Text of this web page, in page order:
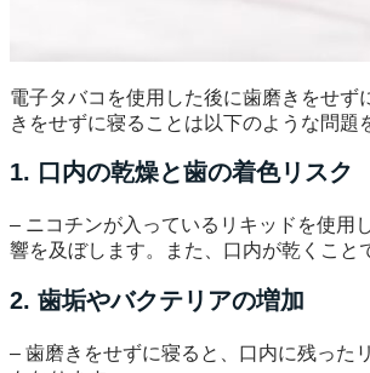
電子タバコを使用した後に歯磨きをせず
きをせずに寝ることは以下のような問題
1. 口内の乾燥と歯の着色リスク
– ニコチンが入っているリキッドを使用
響を及ぼします。また、口内が乾くこと
2. 歯垢やバクテリアの増加
– 歯磨きをせずに寝ると、口内に残った